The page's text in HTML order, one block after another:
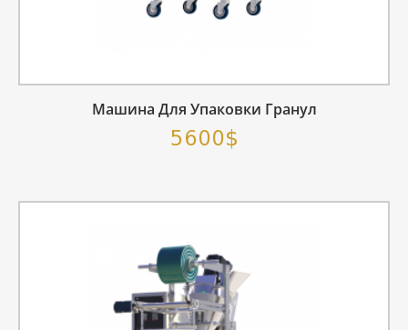
Машина Для Упаковки Гранул
5600$